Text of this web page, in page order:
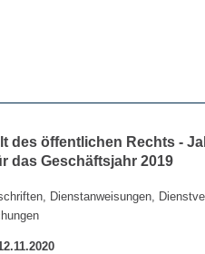
des öffentlichen Rechts -
das Geschäftsjahr 2019
Dienstanweisungen,